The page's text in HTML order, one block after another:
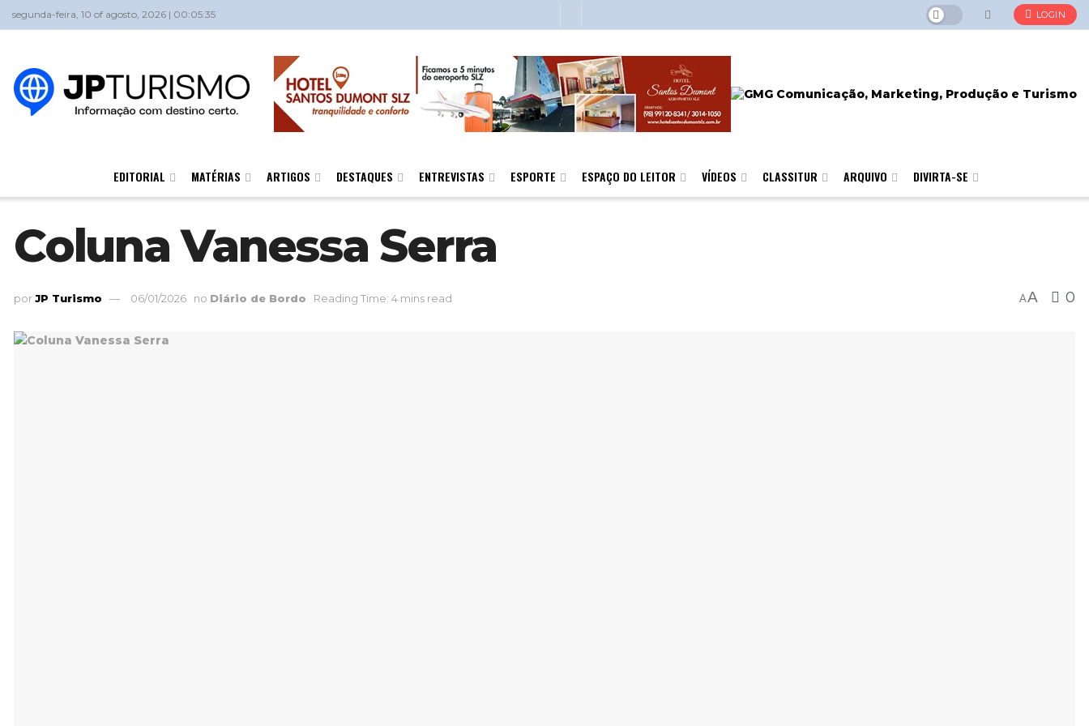
segunda-feira, 10 of agosto, 2026 | 00:05:35 LOGIN
EDITORIAL MATÉRIAS ARTIGOS DESTAQUES ENTREVISTAS ESPORTE ESPAÇO DO LEITOR VÍDEOS CLASSITUR ARQUIVO DIVIRTA-SE
Coluna Vanessa Serra
porJP Turismo 06/01/2026 no Diário de Bordo Reading Time: 4 mins read AA 0